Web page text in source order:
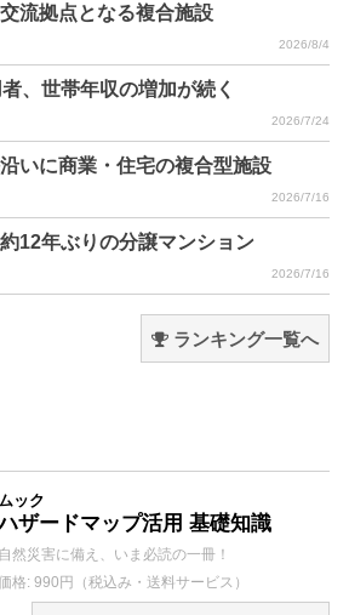
流拠点となる複合施設
2026/8/4
、世帯年収の増加が続く
2026/7/24
いに商業・住宅の複合型施設
2026/7/16
12年ぶりの分譲マンション
2026/7/16
ランキング一覧へ
ムック
ザードマップ活用 基礎知識
自然災害に備え、いま必読の一冊！
格: 990円（税込み・送料サービス）